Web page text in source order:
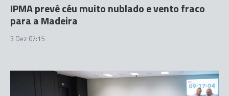
IPMA prevê céu muito nublado e vento fraco
para a Madeira
3 Dez 07:15